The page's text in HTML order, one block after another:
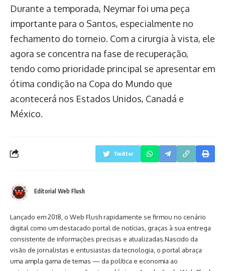
Durante a temporada, Neymar foi uma peça
importante para o Santos, especialmente no
fechamento do torneio. Com a cirurgia à vista, ele
agora se concentra na fase de recuperação,
tendo como prioridade principal se apresentar em
ótima condição na Copa do Mundo que
acontecerá nos Estados Unidos, Canadá e
México.
Twitter
Editorial Web Flush
Lançado em 2018, o Web Flush rapidamente se firmou no cenário
digital como um destacado portal de notícias, graças à sua entrega
consistente de informações precisas e atualizadas.Nascido da
visão de jornalistas e entusiastas da tecnologia, o portal abraça
uma ampla gama de temas — da política e economia ao